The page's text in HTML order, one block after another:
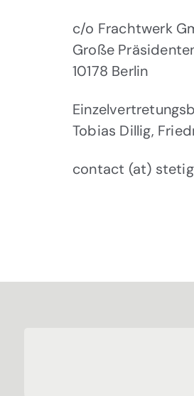
c/o Frachtwerk
Große
10178 Berlin
Tobias Dillig,
contact (at)